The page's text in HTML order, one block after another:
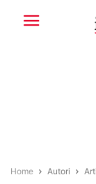
Home Autori